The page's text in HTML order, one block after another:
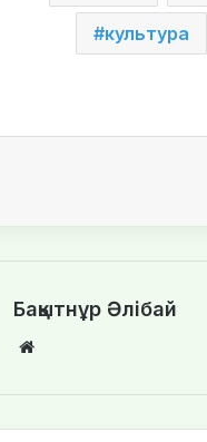
культура
Бақытнұр Әлібай
te